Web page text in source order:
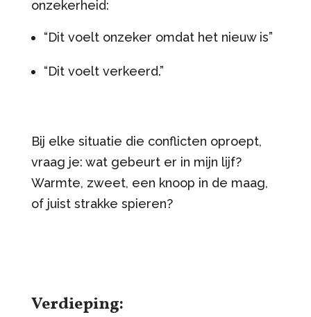
onzekerheid:
“Dit voelt onzeker omdat het nieuw is”
“Dit voelt verkeerd.”
Bij elke situatie die conflicten oproept,
vraag je: wat gebeurt er in mijn lijf?
Warmte, zweet, een knoop in de maag,
of juist strakke spieren?
Verdieping: